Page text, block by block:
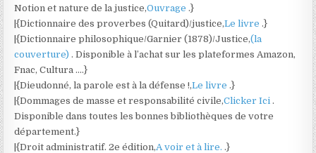
Notion et nature de la justice,Ouvrage .}
|{Dictionnaire des proverbes (Quitard)/justice,Le livre .}
|{Dictionnaire philosophique/Garnier (1878)/Justice,(la
couverture) . Disponible à l’achat sur les plateformes Amazon,
Fnac, Cultura ….}
|{Dieudonné, la parole est à la défense !,Le livre .}
|{Dommages de masse et responsabilité civile,Clicker Ici .
Disponible dans toutes les bonnes bibliothèques de votre
département.}
|{Droit administratif. 2e édition,A voir et à lire. .}